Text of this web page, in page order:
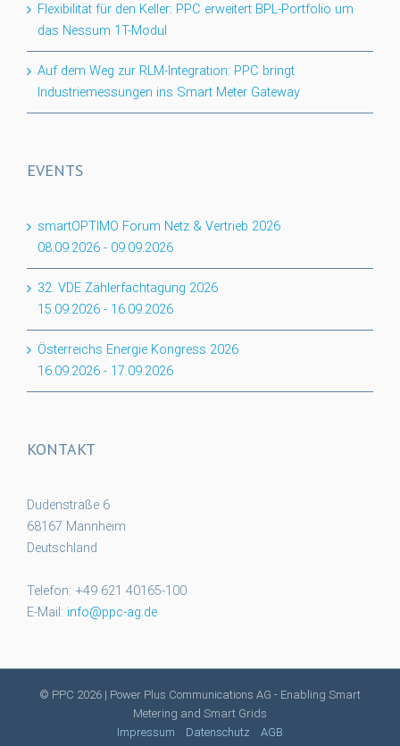
Flexibilität für den Keller: PPC erweitert BPL-Portfolio um
das Nessum 1T-Modul
Auf dem Weg zur RLM-Integration: PPC bringt
Industriemessungen ins Smart Meter Gateway
EVENTS
smartOPTIMO Forum Netz & Vertrieb 2026
08.09.2026 - 09.09.2026
32. VDE Zählerfachtagung 2026
15.09.2026 - 16.09.2026
Österreichs Energie Kongress 2026
16.09.2026 - 17.09.2026
KONTAKT
Dudenstraße 6
68167 Mannheim
Deutschland
Telefon: +49 621 40165-100
E-Mail: info@ppc-ag.de
© PPC 2026 | Power Plus Communications AG - Enabling Smart
Metering and Smart Grids
Impressum
Datenschutz AGB